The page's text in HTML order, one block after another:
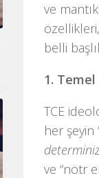
ve
belli
1.
TCE
her şeyin
ve “nötr